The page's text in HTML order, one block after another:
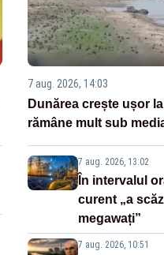
7 aug. 2026, 14:03
Dunărea crește ușor
rămâne mult sub
7 aug. 2026, 13:02
În intervalul
curent „a
megawați”
7 aug. 2026, 10:51